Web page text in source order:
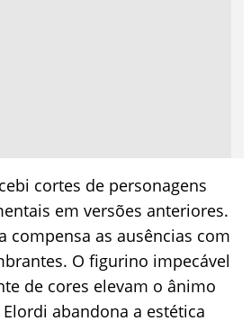
cortes de personagens
em versões anteriores.
compensa as ausências com
O figurino impecável
de cores elevam o ânimo
abandona a estética